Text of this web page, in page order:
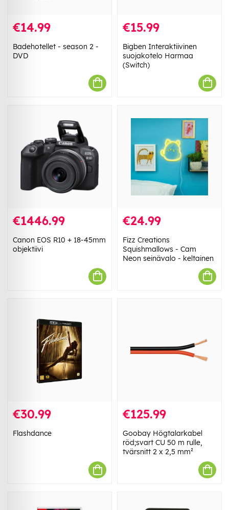
€14.99
Badehotellet - season 2 -
DVD
€15.99
Bigben Interaktiivinen
suojakotelo Harmaa
(Switch)
€1446.99
Canon EOS R10 + 18-45mm
objektiivi
€24.99
Fizz Creations
Squishmallows - Cam
Neon seinävalo - keltainen
€30.99
Flashdance
€125.99
Goobay Högtalarkabel
röd;svart CU 50 m rulle,
tvärsnitt 2 x 2,5 mm²